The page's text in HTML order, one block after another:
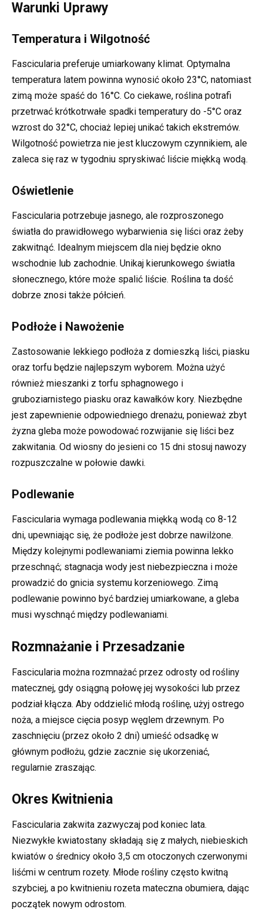
Warunki Uprawy
Temperatura i Wilgotność
Fascicularia preferuje umiarkowany klimat. Optymalna
temperatura latem powinna wynosić około 23°C, natomiast
zimą może spaść do 16°C. Co ciekawe, roślina potrafi
przetrwać krótkotrwałe spadki temperatury do -5°C oraz
wzrost do 32°C, chociaż lepiej unikać takich ekstremów.
Wilgotność powietrza nie jest kluczowym czynnikiem, ale
zaleca się raz w tygodniu spryskiwać liście miękką wodą.
Oświetlenie
Fascicularia potrzebuje jasnego, ale rozproszonego
światła do prawidłowego wybarwienia się liści oraz żeby
zakwitnąć. Idealnym miejscem dla niej będzie okno
wschodnie lub zachodnie. Unikaj kierunkowego światła
słonecznego, które może spalić liście. Roślina ta dość
dobrze znosi także półcień.
Podłoże i Nawożenie
Zastosowanie lekkiego podłoża z domieszką liści, piasku
oraz torfu będzie najlepszym wyborem. Można użyć
również mieszanki z torfu sphagnowego i
gruboziarnistego piasku oraz kawałków kory. Niezbędne
jest zapewnienie odpowiedniego drenażu, ponieważ zbyt
żyzna gleba może powodować rozwijanie się liści bez
zakwitania. Od wiosny do jesieni co 15 dni stosuj nawozy
rozpuszczalne w połowie dawki.
Podlewanie
Fascicularia wymaga podlewania miękką wodą co 8-12
dni, upewniając się, że podłoże jest dobrze nawilżone.
Między kolejnymi podlewaniami ziemia powinna lekko
przeschnąć; stagnacja wody jest niebezpieczna i może
prowadzić do gnicia systemu korzeniowego. Zimą
podlewanie powinno być bardziej umiarkowane, a gleba
musi wyschnąć między podlewaniami.
Rozmnażanie i Przesadzanie
Fascicularia można rozmnażać przez odrosty od rośliny
matecznej, gdy osiągną połowę jej wysokości lub przez
podział kłącza. Aby oddzielić młodą roślinę, użyj ostrego
noża, a miejsce cięcia posyp węglem drzewnym. Po
zaschnięciu (przez około 2 dni) umieść odsadkę w
głównym podłożu, gdzie zacznie się ukorzeniać,
regularnie zraszając.
Okres Kwitnienia
Fascicularia zakwita zazwyczaj pod koniec lata.
Niezwykłe kwiatostany składają się z małych, niebieskich
kwiatów o średnicy około 3,5 cm otoczonych czerwonymi
liśćmi w centrum rozety. Młode rośliny często kwitną
szybciej, a po kwitnieniu rozeta mateczna obumiera, dając
początek nowym odrostom.